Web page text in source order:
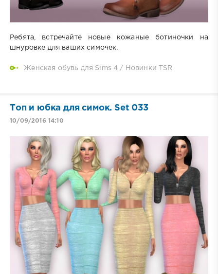
Ребята, встречайте новые кожаные ботиночки на
шнуровке для ваших симочек.
Женская обувь для Sims 4 / Новинки TSR
Топ и юбка для симок. Set 033
10/09/2016 14:10